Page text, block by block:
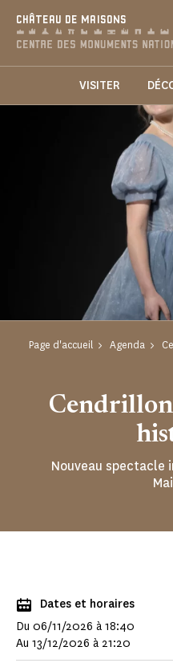
CHÂTEAU DE MAISONS
VISITER
Page d'accueil Agenda
Nouveau spectacle
Dates et horaires
Du 06/11/2026 à 18:40
Au 13/12/2026 à 21:20